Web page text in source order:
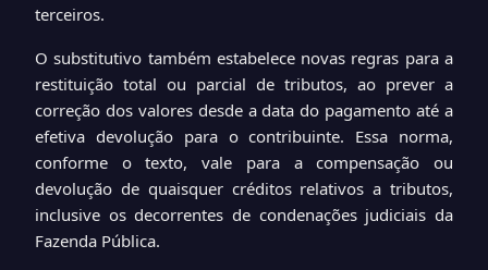
terceiros.
O substitutivo também estabelece novas regras para a
restituição total ou parcial de tributos, ao prever a
correção dos valores desde a data do pagamento até a
efetiva devolução para o contribuinte. Essa norma,
conforme o texto, vale para a compensação ou
devolução de quaisquer créditos relativos a tributos,
inclusive os decorrentes de condenações judiciais da
Fazenda Pública.